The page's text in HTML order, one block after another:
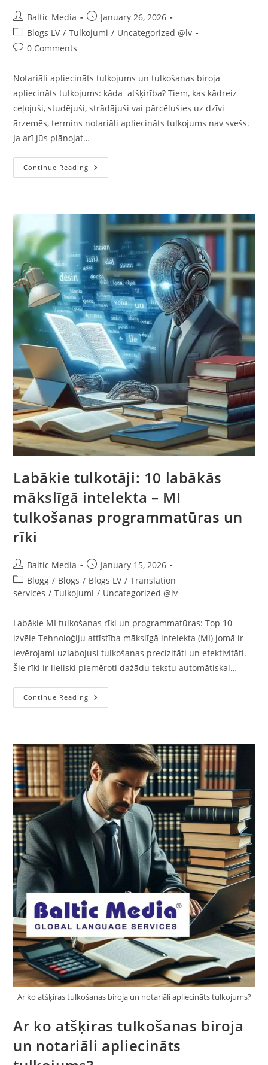
Post
author:
Baltic Media
Post
published:
January 26, 2026
Post
category:
Blogs LV / Tulkojumi / Uncategorized @lv
Post0 Comments
Notariāli apliecināts tulkojums un tulkošanas biroja
apliecināts tulkojums: kāda atšķirība? Tiem, kas kādreiz
ceļojuši, studējuši, strādājuši vai pārcēlušies uz dzīvi
ārzemēs, termins notariāli apliecināts tulkojums nav svešs.
Ja arī jūs plānojat…
Continue Reading Kas
Ir
Cik
Maksā
Tulkošanas
Birojā
Baltic
Media?
Labākie tulkotāji: 10 labākās
mākslīgā intelekta – MI
tulkošanas programmatūras un
rīki
Post
author:
Baltic Media
Post
published:
January 15, 2026
Post
category:
Blogg / Blogs / Blogs LV / Translation
services / Tulkojumi / Uncategorized @lv
Labākie MI tulkošanas rīki un programmatūras: Top 10
izvēle Tehnoloģiju attīstība mākslīgā intelekta (MI) jomā ir
ievērojami uzlabojusi tulkošanas precizitāti un efektivitāti.
Šie rīki ir lieliski piemēroti dažādu tekstu automātiskai…
Continue Reading Labākie
Tulkotāji:
–
MI
Tulkošanas
Programmatūras
Un
Rīki
Ar ko atšķiras tulkošanas biroja un notariāli apliecināts tulkojums?
Ar ko atšķiras tulkošanas biroja
un notariāli apliecināts